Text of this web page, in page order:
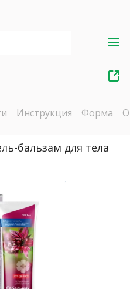
Инструкция Форма
бальзам для тела